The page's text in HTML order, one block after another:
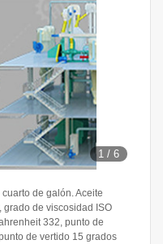
1 /6
de galón. Aceite
grado de viscosidad ISO
332, punto de
de vertido 15 grados